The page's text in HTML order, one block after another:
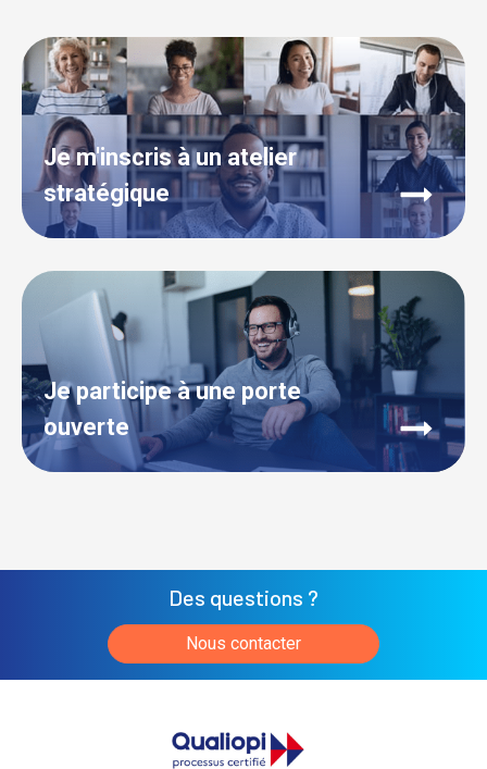
Je m'inscris à un atelier
stratégique
Je participe à une porte
ouverte
Des questions ?
Nous contacter